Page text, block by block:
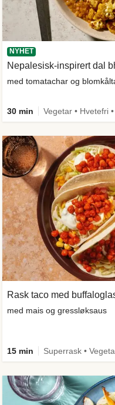
NYHET
Nepalesisk-inspirert dal
med tomatachar og
30 min
Rask taco med
med mais og gressløksaus
15 min